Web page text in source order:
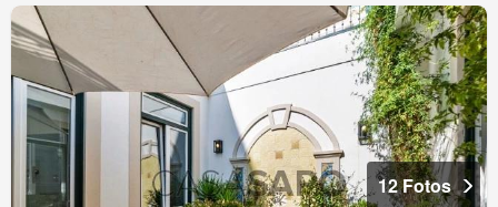
12 Fotos